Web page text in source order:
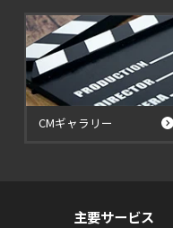
CMギャラリー
主要サービス